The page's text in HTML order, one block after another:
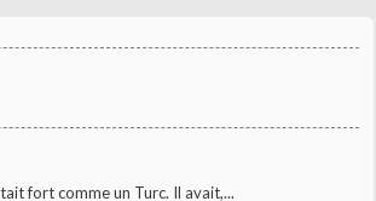
fort comme un Turc. Il avait,...